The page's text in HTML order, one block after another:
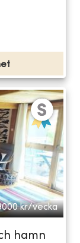
kr/vecka
hamn